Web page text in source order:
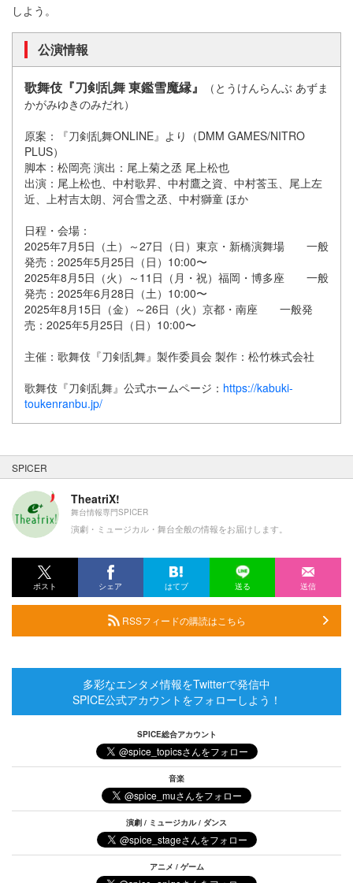
しよう。
公演情報
歌舞伎『刀剣乱舞 東鑑雪魔縁』
（とうけんらんぶ あずま
かがみゆきのみだれ）
原案：『刀剣乱舞ONLINE』より（DMM GAMES/NITRO
PLUS）
脚本：松岡亮 演出：尾上菊之丞 尾上松也
出演：尾上松也、中村歌昇、中村鷹之資、中村莟玉、尾上左
近、上村吉太朗、河合雪之丞、中村獅童 ほか
日程・会場：
2025年7月5日（土）～27日（日）東京・新橋演舞場 一般
発売：2025年5月25日（日）10:00〜
2025年8月5日（火）～11日（月・祝）福岡・博多座 一般
発売：2025年6月28日（土）10:00〜
2025年8月15日（金）～26日（火）京都・南座 一般発
売：2025年5月25日（日）10:00〜
主催：歌舞伎『刀剣乱舞』製作委員会 製作：松竹株式会社
歌舞伎『刀剣乱舞』公式ホームページ： https://kabuki-
toukenranbu.jp/
SPICER
TheatriX!
舞台情報専門SPICER
演劇・ミュージカル・舞台全般の情報をお届けします。
ポスト シェア はてブ 送る 送信
RSSフィードの購読はこちら
多彩なエンタメ情報をTwitterで発信中
SPICE公式アカウントをフォローしよう！
SPICE総合アカウント
音楽
演劇 / ミュージカル / ダンス
アニメ / ゲーム